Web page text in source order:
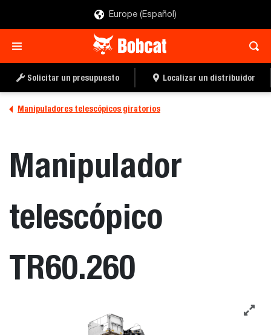
Europe (Español)
Solicitar un presupuesto Localizar un distribuidor
Manipuladores telescópicos giratorios
Manipulador
telescópico
TR60.260